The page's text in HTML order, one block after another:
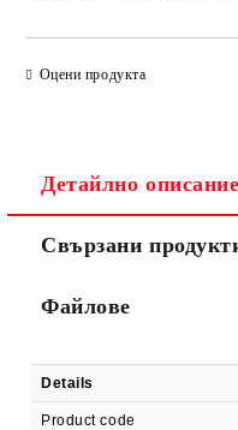
Ние ще се свържем с вас в
Оцени продукта
Детайлно описание
Свързани
Файлове
Details
Product code